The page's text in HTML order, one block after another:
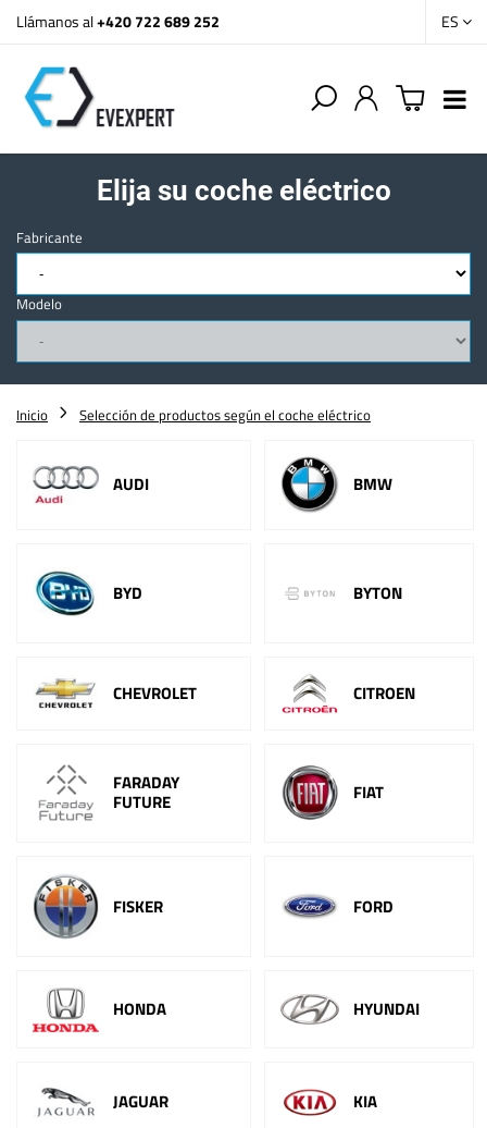
Llámanos al+420 722 689 252 ES
Elija su coche eléctrico
Fabricante
Modelo
Inicio Selección de productos según el coche eléctrico
AUDI BMW
BYD BYTON
CHEVROLET CITROEN
FARADAY
FUTURE FIAT
FISKER FORD
HONDA HYUNDAI
JAGUAR KIA